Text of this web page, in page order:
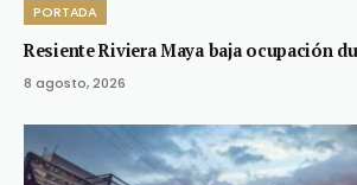
PORTADA
Resiente Riviera Maya baja ocupación
8 agosto, 2026